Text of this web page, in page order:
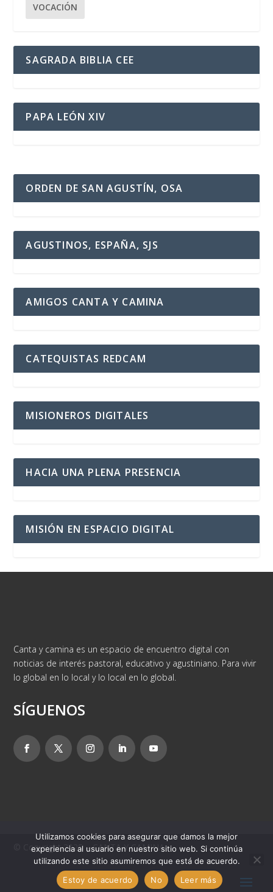
VOCACIÓN
SAGRADA BIBLIA CEE
PAPA LEÓN XIV
ORDEN DE SAN AGUSTÍN, OSA
AGUSTINOS, ESPAÑA, SJS
AMIGOS CANTA Y CAMINA
CATEQUISTAS REDCAM
MISIONEROS DIGITALES
HACIA UNA PLENA PRESENCIA
MISIÓN EN ESPACIO DIGITAL
Canta y camina es un espacio de encuentro digital con
noticias de interés pastoral, educativo y agustiniano. Para vivir
lo global en lo local y lo local en lo global.
SÍGUENOS
© Copyright 2025 – CANTA Y CAMINA
Utilizamos cookies para asegurar que damos la mejor
experiencia al usuario en nuestro sitio web. Si continúa
utilizando este sitio asumiremos que está de acuerdo.
Estoy de acuerdo
No Leer más